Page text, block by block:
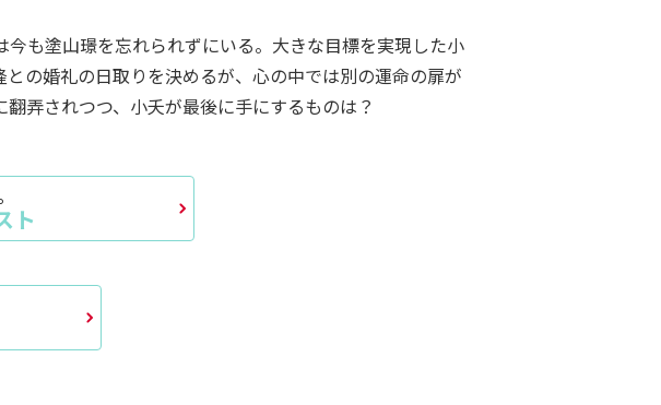
も塗山璟を忘れられずにいる。大きな目標を実現した小
の婚礼の日取りを決めるが、心の中では別の運命の扉が
弄されつつ、小夭が最後に手にするものは？
ト